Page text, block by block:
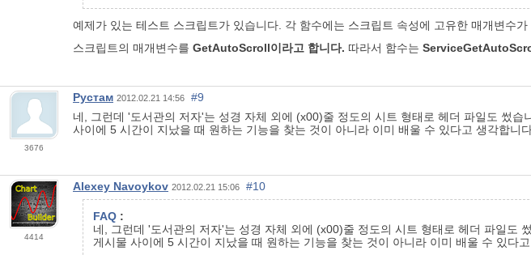
예제가 있는 테스트 스크립트가 있습니다. 각 함수에는 스크립트 속성에 고유한 매개변수
스크립트의 매개변수를 GetAutoScroll이라고 합니다. 따라서 함수는
3676
Рустам 2012.02.21 14:56
#9
네, 그런데 '도서관의 저자'는 성경 자체 외에 (x00)줄 정도의 시트 형태로 헤더 파일도 썼
사이에 5 시간이 지났을 때 원하는 기능을 찾는 것이 아니라 이미 배울 수 있다고 생각합니
4414
Alexey Navoykov 2012.02.21 15:06 #10
FAQ :
네, 그런데 '도서관의 저자'는 성경 자체 외에 (x00)줄 정도의 시트 형태로 헤더 파일도
게시물 사이에 5 시간이 지났을 때 원하는 기능을 찾는 것이 아니라 이미 배울 수 있다고